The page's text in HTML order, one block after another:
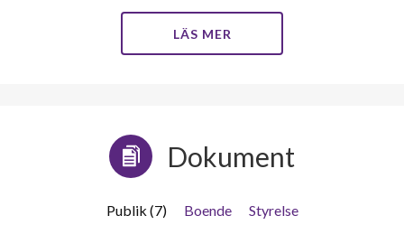
LÄS MER
Dokument
Publik (7) Boende
Styrelse